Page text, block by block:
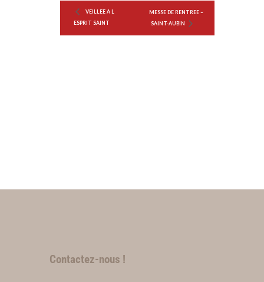
VEILLEE A L
ESPRIT SAINT
MESSE DE RENTREE –
SAINT-AUBIN
Contactez-nous !